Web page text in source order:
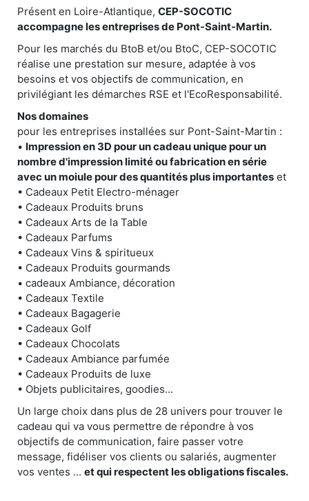
Présent en Loire-Atlantique, CEP-SOCOTIC
accompagne les entreprises de Pont-Saint-Martin.
Pour les marchés du BtoB et/ou BtoC, CEP-SOCOTIC
réalise une prestation sur mesure, adaptée à vos
besoins et vos objectifs de communication, en
privilégiant les démarches RSE et l'EcoResponsabilité.
Nos domaines
pour les entreprises installées sur Pont-Saint-Martin :
• Impression en 3D pour un cadeau unique pour un
nombre d'impression limité ou fabrication en série
avec un moiule pour des quantités plus importantes et
• Cadeaux Petit Electro-ménager
• Cadeaux Produits bruns
• Cadeaux Arts de la Table
• Cadeaux Parfums
• Cadeaux Vins & spiritueux
• Cadeaux Produits gourmands
• cadeaux Ambiance, décoration
• Cadeaux Textile
• Cadeaux Bagagerie
• Cadeaux Golf
• Cadeaux Chocolats
• Cadeaux Ambiance parfumée
• Cadeaux Produits de luxe
• Objets publicitaires, goodies...
Un large choix dans plus de 28 univers pour trouver le
cadeau qui va vous permettre de répondre à vos
objectifs de communication, faire passer votre
message, fidéliser vos clients ou salariés, augmenter
vos ventes ... et qui respectent les obligations fiscales.